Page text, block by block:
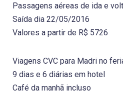
Passagens aéreas de ida e
Saída dia 22/05/2016
Valores a partir de R$ 5726
Viagens CVC para Madri no
9 dias e 6 diárias em hotel
Café da manhã incluso